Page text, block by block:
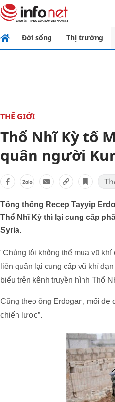
Đời sống Thị trường
THẾ GIỚI
Thổ Nhĩ Kỳ tố
quân người
Tổng thống Recep Tayyip
Thổ Nhĩ Kỳ thì lại cung cấp
Syria.
“Chúng tôi không thể mua vũ
liên quân lại cung cấp vũ khí
biểu trên kênh truyền hình Thổ
Cũng theo ông Erdogan, mối đe
chiến lược”.